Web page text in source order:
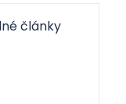
články